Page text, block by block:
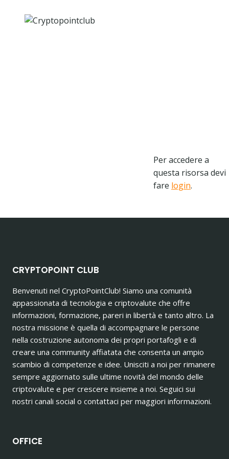
Per accedere a
questa risorsa devi
fare login.
CRYPTOPOINT CLUB
Benvenuti nel CryptoPointClub! Siamo una comunità
appassionata di tecnologia e criptovalute che offre
informazioni, formazione, pareri in libertà e tanto altro. La
nostra missione è quella di accompagnare le persone
nella costruzione autonoma dei propri portafogli e di
creare una community affiatata che consenta un ampio
scambio di competenze e idee. Unisciti a noi per rimanere
sempre aggiornato sulle ultime novità del mondo delle
criptovalute e per crescere insieme a noi. Seguici sui
nostri canali social o contattaci per maggiori informazioni.
OFFICE